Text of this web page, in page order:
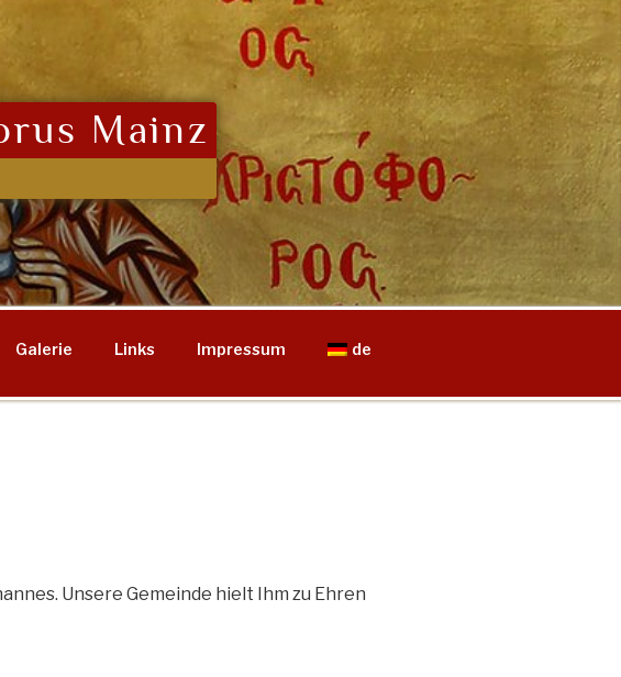
Mainz
Galerie Links Impressum de
Unsere Gemeinde hielt Ihm zu Ehren